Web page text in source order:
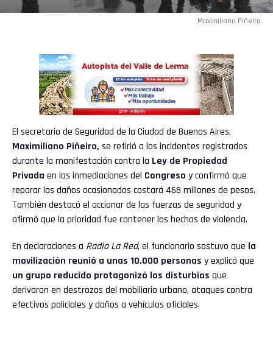
Maximiliano Piñeiro
El secretario de Seguridad de la Ciudad de Buenos Aires,
Maximiliano Piñeiro, se refirió a los incidentes registrados
durante la manifestación contra la Ley de Propiedad
Privada en las inmediaciones del Congreso y confirmó que
reparar los daños ocasionados costará 468 millones de pesos.
También destacó el accionar de las fuerzas de seguridad y
afirmó que la prioridad fue contener los hechos de violencia.
En declaraciones a Radio La Red, el funcionario sostuvo que la
movilización reunió a unas 10.000 personas y explicó que
un grupo reducido protagonizó los disturbios que
derivaron en destrozos del mobiliario urbano, ataques contra
efectivos policiales y daños a vehículos oficiales.